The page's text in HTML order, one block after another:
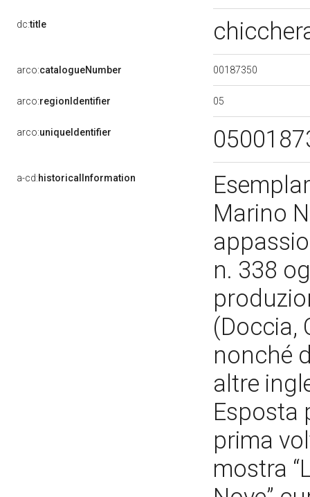
dc:title
arco:catalogueNumber 00187350
arco:regionIdentifier 05
arco:uniqueIdentifier
a-cd:historicalInformation
Marino
n. 338
(Doccia,
nonché
altre
Esposta
prima
mostra